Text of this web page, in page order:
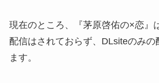
現在のところ、『茅原啓佑の×恋』
配信はされておらず、DLsiteのみの
ます。